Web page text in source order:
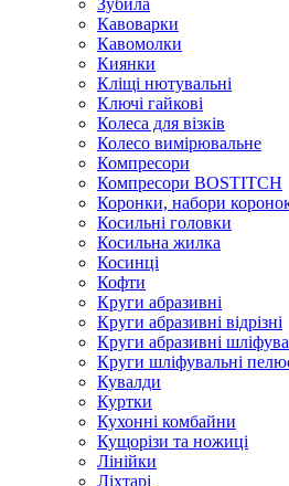
Зубила
Кавоварки
Кавомолки
Киянки
Кліщі нютувальні
Ключі гайкові
Колеса для візків
Колесо вимірювальне
Компресори
Компресори BOSTITCH
Коронки, набори
Косильні головки
Косильна жилка
Косинці
Кофти
Круги абразивні
Круги абразивні відрізні
Круги абразивні
Круги шліфувальні
Кувалди
Куртки
Кухонні комбайни
Кущорізи та ножиці
Лінійки
Ліхтарі